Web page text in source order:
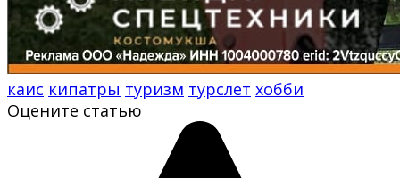
каис кипатры туризм турслет хобби
Оцените статью